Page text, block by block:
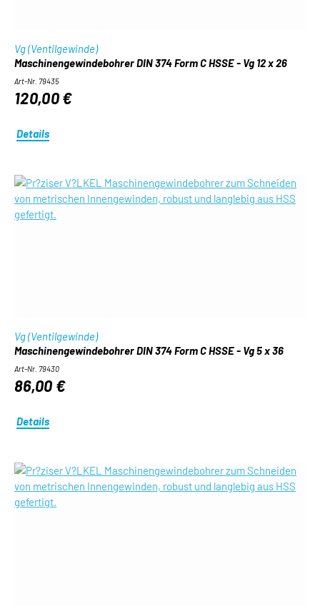
Vg (Ventilgewinde)
Maschinengewindebohrer DIN 374 Form C HSSE - Vg 12 x 26
Art-Nr. 79435
120,00 €
Details
Vg (Ventilgewinde)
Maschinengewindebohrer DIN 374 Form C HSSE - Vg 5 x 36
Art-Nr. 79430
86,00 €
Details